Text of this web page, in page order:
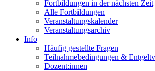
Fortbildungen in der nächsten Zeit
Alle Fortbildungen
Veranstaltungskalender
Veranstaltungsarchiv
Info
Häufig gestellte Fragen
Teilnahmebedingungen &
Dozent:innen